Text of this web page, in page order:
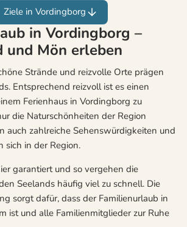
Ziele in Vordingborg
in Vordingborg –
und Mön erleben
Strände und reizvolle Orte prägen
Entsprechend reizvoll ist es einen
Ferienhaus in Vordingborg zu
die Naturschönheiten der Region
auch zahlreiche Sehenswürdigkeiten und
in der Region.
garantiert und so vergehen die
Seelands häufig viel zu schnell. Die
sorgt dafür, dass der Familienurlaub in
ist und alle Familienmitglieder zur Ruhe